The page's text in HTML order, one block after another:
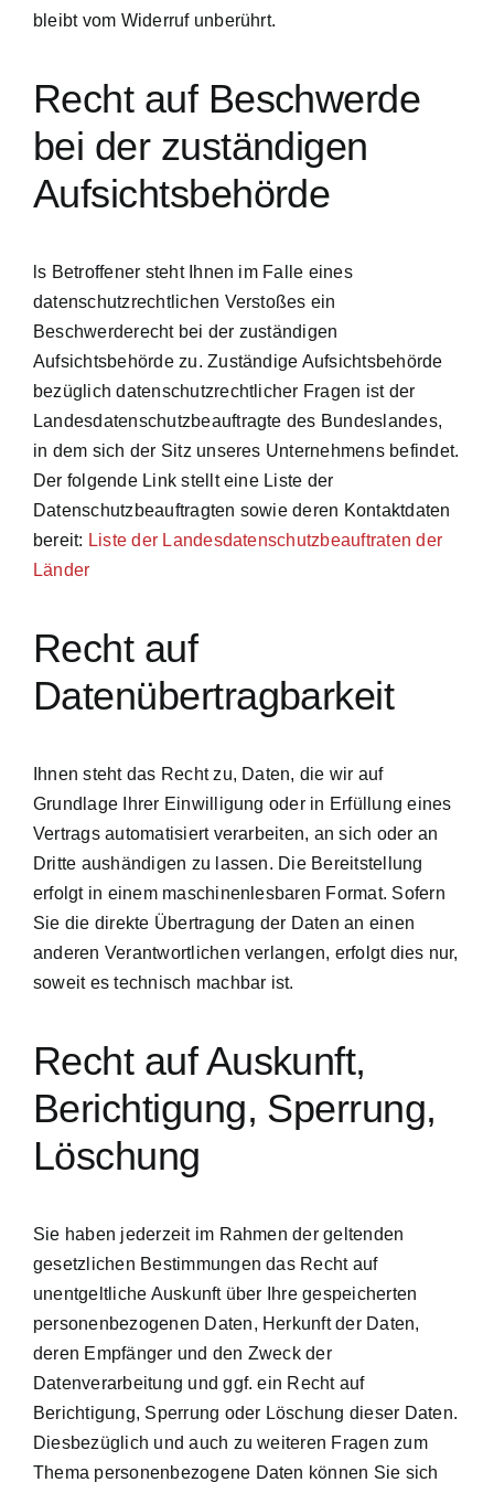
bleibt vom Widerruf unberührt.
Recht auf Beschwerde
bei der zuständigen
Aufsichtsbehörde
ls Betroffener steht Ihnen im Falle eines
datenschutzrechtlichen Verstoßes ein
Beschwerderecht bei der zuständigen
Aufsichtsbehörde zu. Zuständige Aufsichtsbehörde
bezüglich datenschutzrechtlicher Fragen ist der
Landesdatenschutzbeauftragte des Bundeslandes,
in dem sich der Sitz unseres Unternehmens befindet.
Der folgende Link stellt eine Liste der
Datenschutzbeauftragten sowie deren Kontaktdaten
bereit: Liste der Landesdatenschutzbeauftraten der
Länder
Recht auf
Datenübertragbarkeit
Ihnen steht das Recht zu, Daten, die wir auf
Grundlage Ihrer Einwilligung oder in Erfüllung eines
Vertrags automatisiert verarbeiten, an sich oder an
Dritte aushändigen zu lassen. Die Bereitstellung
erfolgt in einem maschinenlesbaren Format. Sofern
Sie die direkte Übertragung der Daten an einen
anderen Verantwortlichen verlangen, erfolgt dies nur,
soweit es technisch machbar ist.
Recht auf Auskunft,
Berichtigung, Sperrung,
Löschung
Sie haben jederzeit im Rahmen der geltenden
gesetzlichen Bestimmungen das Recht auf
unentgeltliche Auskunft über Ihre gespeicherten
personenbezogenen Daten, Herkunft der Daten,
deren Empfänger und den Zweck der
Datenverarbeitung und ggf. ein Recht auf
Berichtigung, Sperrung oder Löschung dieser Daten.
Diesbezüglich und auch zu weiteren Fragen zum
Thema personenbezogene Daten können Sie sich